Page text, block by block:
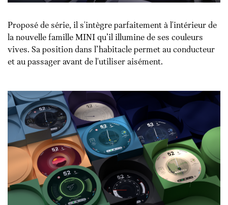
Proposé de série, il s'intègre parfaitement à l'intérieur de
la nouvelle famille MINI qu’il illumine de ses couleurs
vives. Sa position dans l’habitacle permet au conducteur
et au passager avant de l'utiliser aisément.